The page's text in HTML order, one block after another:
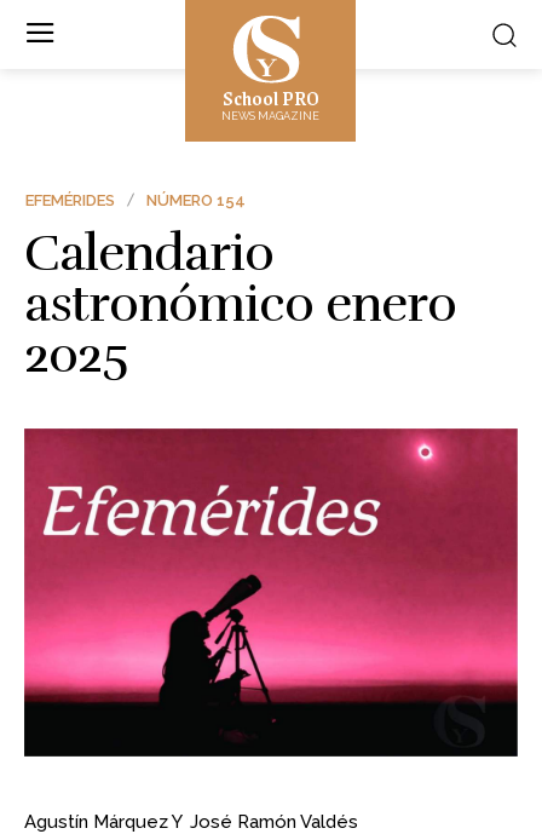
School PRO
NEWS MAGAZINE
EFEMÉRIDES NÚMERO 154
Calendario
astronómico enero
2025
Agustín MárquezY José Ramón Valdés